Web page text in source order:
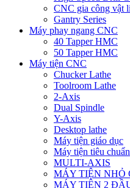
CNC gia công vật
Gantry Series
Máy phay ngang CNC
40 Tapper HMC
50 Tapper HMC
Máy tiện CNC
Chucker Lathe
Toolroom Lathe
2-Axis
Dual Spindle
Y-Axis
Desktop lathe
Máy tiện giáo dục
Máy tiện tiêu chuẩn
MULTI-AXIS
MÁY TIỆN NHỎ
MÁY TIỆN 2